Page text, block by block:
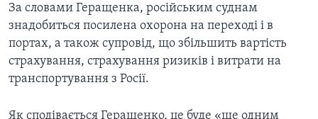
За словами Геращенка, російським суднам
знадобиться посилена охорона на переході і в
портах, а також супровід, що збільшить вартість
страхування, страхування ризиків і витрати на
транспортування з Росії.
Як сподівається Геращенко, це буде «ще одним